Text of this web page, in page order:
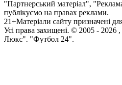
"Партнерський матеріал",
публікуємо на правах реклами.
21+Матеріали сайту призначені
Усi права захищенi. © 2005 - 2026
Люкс". "Футбол 24".